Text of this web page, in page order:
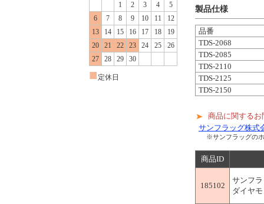
1
2 3 4
5
6
7 8 9 10 11
12
13
14 15 16 17 18
19
20
21 22 23 24 25
26
27
28 29 30
■ 定休日
製品仕様
品番
TDS-2068
TDS-2085
TDS-2110
TDS-2125
TDS-2150
商品に関する
サンフラッグ株式
※サンフラッグの
商品ID
185102
サンフ
ダイヤ